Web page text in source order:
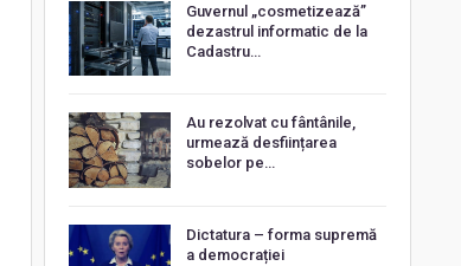
Guvernul „cosmetizează”
dezastrul informatic de la
Cadastru…
Au rezolvat cu fântânile,
urmează desființarea
sobelor pe…
Dictatura – forma supremă
a democrației